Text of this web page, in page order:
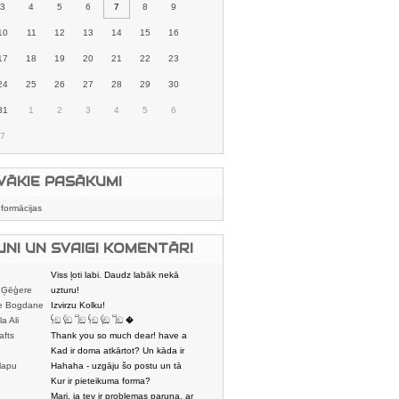
3 4 5 6 7 8 9
11 12 13 14 15 16
18 19 20 21 22 23
25 26 27 28 29 30
1 2 3 4 5 6
7
PASĀKUMI
UN SVAIGI KOMENTĀRI
Viss ļoti labi. Daudz labāk nekā
karstmaizīšu
uzturu!
Bogdane
Izvirzu Kolku!
Ali
𓌜ඞ 𓌱ඞ 𓌏ඞ 𓌜ඞ 𓌱ඞ 𓌏ඞ �
Thank you so much dear! have a
nice day
Kad ir doma atkārtot? Un kāda ir
aptuvenā dalī
Hahaha - uzgāju šo postu un tā
sasmējos. Četr
Kur ir pieteikuma forma?
Mari, ja tev ir problemas paruna, ar